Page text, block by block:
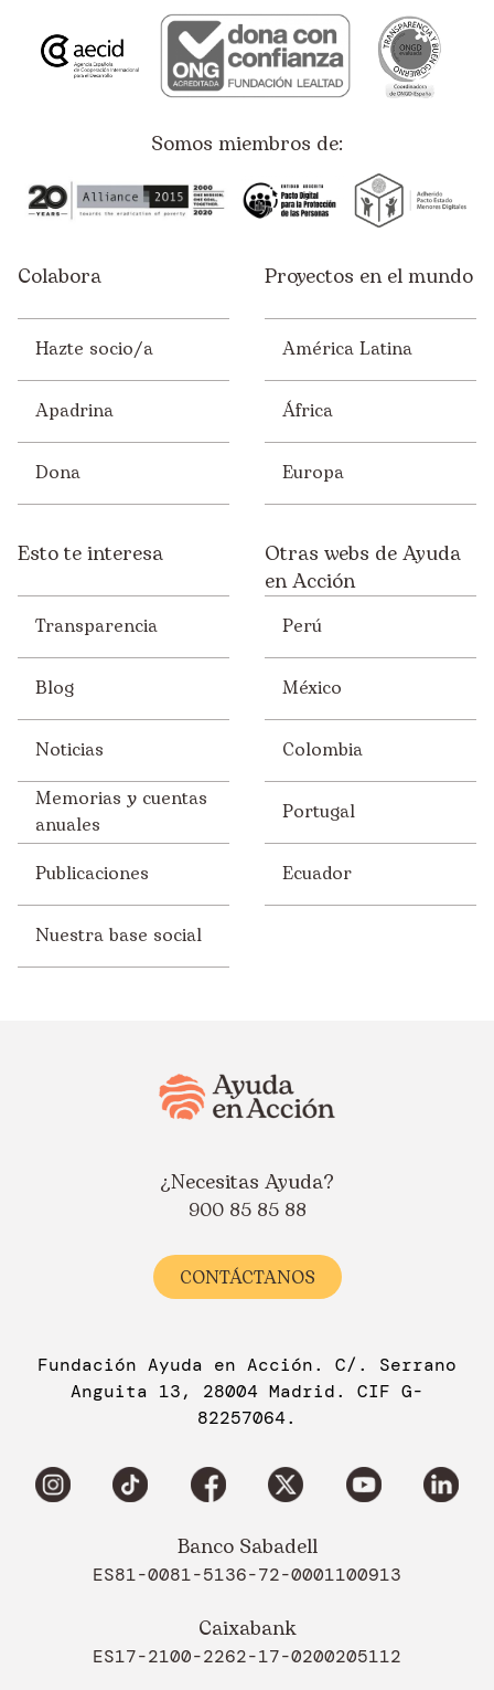
Somos miembros de:
Colabora
Hazte socio/a
Apadrina
Dona
Proyectos en el mundo
América Latina
África
Europa
Esto te interesa
Transparencia
Blog
Noticias
Memorias y cuentas
anuales
Publicaciones
Nuestra base social
Otras webs de Ayuda
en Acción
Perú
México
Colombia
Portugal
Ecuador
¿Necesitas Ayuda?
900 85 85 88
CONTÁCTANOS
Fundación Ayuda en Acción. C/. Serrano
Anguita 13, 28004 Madrid. CIF G-
82257064.
Banco Sabadell
ES81-0081-5136-72-0001100913
Caixabank
ES17-2100-2262-17-0200205112